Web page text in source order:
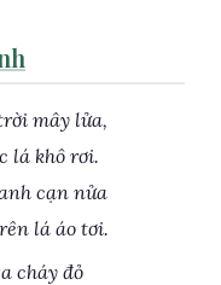
mây lửa,
lá khô rơi.
cạn nửa
lá áo tơi.
cháy đỏ